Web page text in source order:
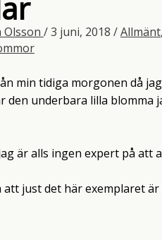
Olsson /3 juni, 2018 /Allmänt,
min tidiga morgonen då
underbara lilla blomma
är alls ingen expert på att
just det här exemplaret